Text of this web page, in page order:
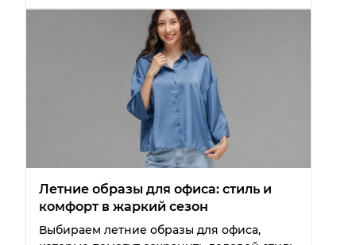
Летние образы для офиса: стиль и
комфорт в жаркий сезон
Выбираем летние образы для офиса,